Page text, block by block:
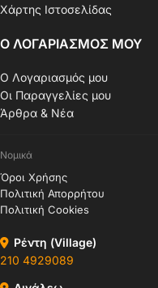
Χάρτης Ιστοσελίδας
Ο ΛΟΓΑΡΙΑΣΜΟΣ ΜΟΥ
Ο Λογαριασμός μου
Οι Παραγγελίες μου
Άρθρα & Νέα
Νομικά
Όροι Χρήσης
Πολιτική Απορρήτου
Πολιτική Cookies
Ρέντη (Village)
210 4929089